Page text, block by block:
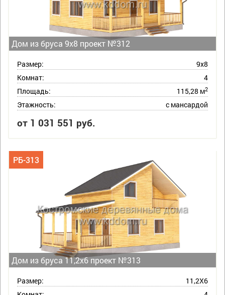
Дом из бруса 9х8 проект №312
Размер:
9х8
Комнат:
4
Площадь:
115,28 м2
Этажность: с мансардой
от 1 031 551 руб.
Дом из бруса 11,2х6 проект №313
РБ-313
Размер:
11,2Х6